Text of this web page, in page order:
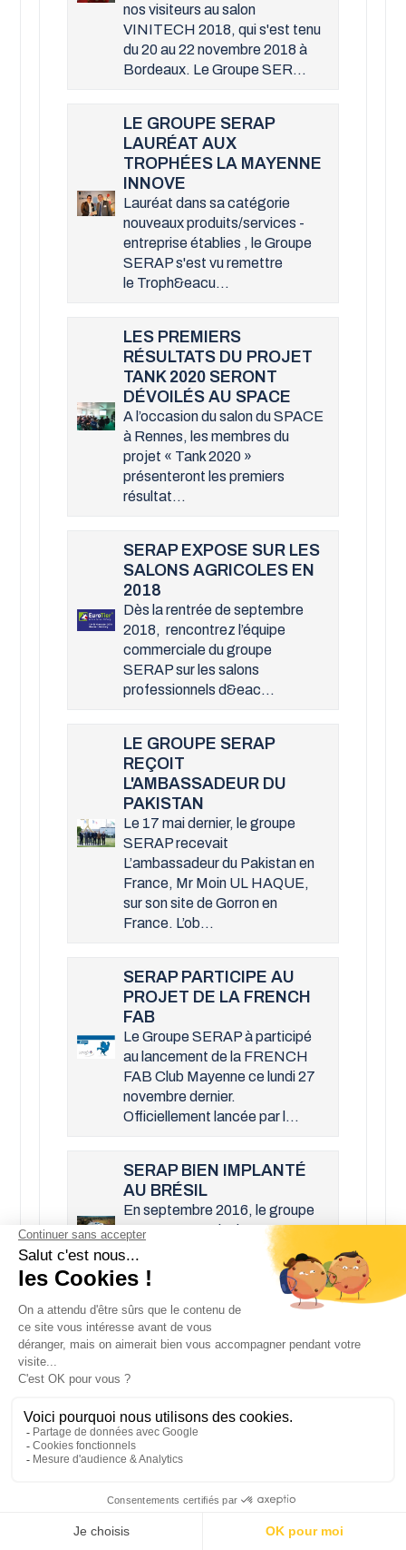
nos visiteurs au salon
VINITECH 2018, qui s'est tenu
du 20 au 22 novembre 2018 à
Bordeaux. Le Groupe SER...
LE GROUPE SERAP
LAURÉAT AUX
TROPHÉES LA MAYENNE
INNOVE
Lauréat dans sa catégorie
nouveaux produits/services -
entreprise établies , le Groupe
SERAP s'est vu remettre
le Troph&eacu...
LES PREMIERS
RÉSULTATS DU PROJET
TANK 2020 SERONT
DÉVOILÉS AU SPACE
A l’occasion du salon du SPACE
à Rennes, les membres du
projet « Tank 2020 »
présenteront les premiers
résultat...
SERAP EXPOSE SUR LES
SALONS AGRICOLES EN
2018
Dès la rentrée de septembre
2018, rencontrez l’équipe
commerciale du groupe
SERAP sur les salons
professionnels d&eac...
LE GROUPE SERAP
REÇOIT
L'AMBASSADEUR DU
PAKISTAN
Le 17 mai dernier, le groupe
SERAP recevait
L’ambassadeur du Pakistan en
France, Mr Moin UL HAQUE,
sur son site de Gorron en
France. L’ob...
SERAP PARTICIPE AU
PROJET DE LA FRENCH
FAB
Le Groupe SERAP à participé
au lancement de la FRENCH
FAB Club Mayenne ce lundi 27
novembre dernier.
Officiellement lancée par l...
SERAP BIEN IMPLANTÉ
AU BRÉSIL
En septembre 2016, le groupe
SERAP poursuivait son
internationalisation avec
l’acquisition de l’entreprise
PLURINOX ; constructe...
SERAP PORTEUR DU
2020
ferme, premier poste de
consommation d’électricité
dans les exploitations agricoles
SERAP PRÉSENT DANS